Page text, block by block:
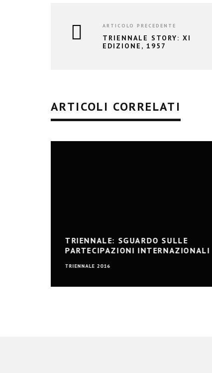
ARTICOLO PRECEDENTE
TRIENNALE STORY: XI
EDIZIONE, 1957
ARTICOLI CORRELATI
TRIENNALE: SGUARDO SULLE
PARTECIPAZIONI INTERNAZIONALI
TRIENNALE 2016